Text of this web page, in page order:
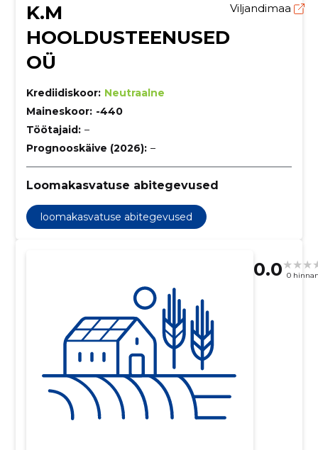
K.M
HOOLDUSTEENUSED
OÜ
Viljandimaa
Krediidiskoor: Neutraalne
Maineskoor: -440
Töötajaid: –
Prognooskäive (2026): –
Loomakasvatuse abitegevused
loomakasvatuse abitegevused
0.0 0